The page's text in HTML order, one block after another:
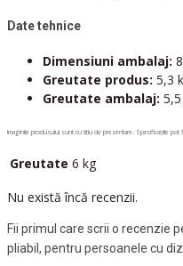
Date tehnice
Dimensiuni ambalaj:
Greutate produs: 5,3
Greutate ambalaj:
Imaginile produsului sunt cu titlu de prezentare. Specificațiile pot
Greutate 6 kg
Nu există încă recenzii.
Fii primul care scrii o recenzie
pliabil, pentru persoanele cu